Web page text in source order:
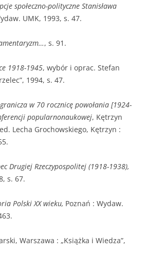
społeczno-polityczne Stanisława
UMK, 1993, s. 47.
, s. 91.
1918-1945, wybór i oprac. Stefan
1994, s. 47.
w 70 rocznicę powołania [1924-
popularnonaukowej, Kętrzyn
Lecha Grochowskiego, Kętrzyn :
Drugiej Rzeczypospolitej (1918-1938),
s. 67.
Polski XX wieku, Poznań : Wydaw.
Warszawa : „Książka i Wiedza”,